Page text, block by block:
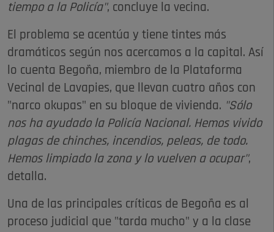
tiempo a la Policía", concluye la vecina.
El problema se acentúa y tiene tintes más
dramáticos según nos acercamos a la capital. Así
lo cuenta Begoña, miembro de la Plataforma
Vecinal de Lavapies, que llevan cuatro años con
"narco okupas" en su bloque de vivienda. "Sólo
nos ha ayudado la Policía Nacional. Hemos vivido
plagas de chinches, incendios, peleas, de todo.
Hemos limpiado la zona y lo vuelven a ocupar",
detalla.
Una de las principales críticas de Begoña es al
proceso judicial que "tarda mucho" y a la clase